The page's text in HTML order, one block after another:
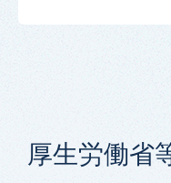
厚生労働省